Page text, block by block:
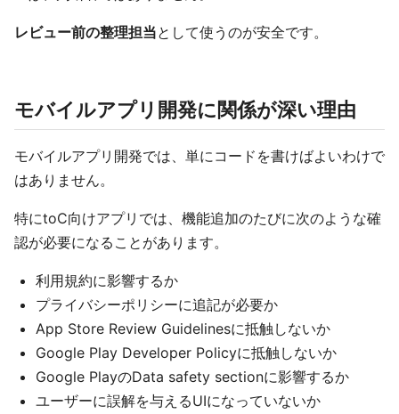
レビュー前の整理担当として使うのが安全です。
モバイルアプリ開発に関係が深い理由
モバイルアプリ開発では、単にコードを書けばよいわけで
はありません。
特にtoC向けアプリでは、機能追加のたびに次のような確
認が必要になることがあります。
利用規約に影響するか
プライバシーポリシーに追記が必要か
App Store Review Guidelinesに抵触しないか
Google Play Developer Policyに抵触しないか
Google PlayのData safety sectionに影響するか
ユーザーに誤解を与えるUIになっていないか